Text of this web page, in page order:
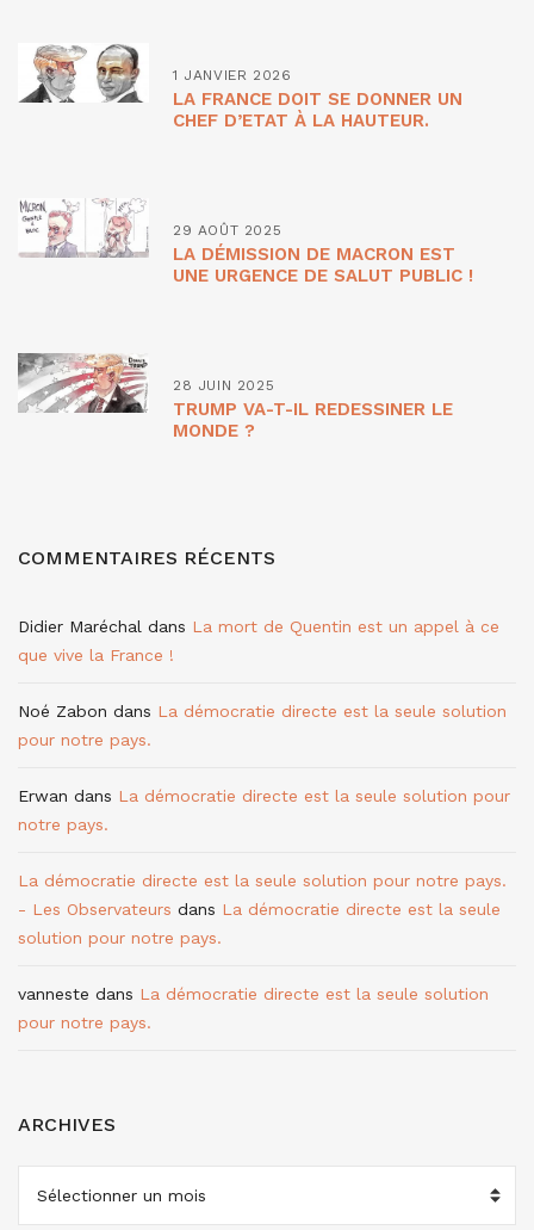
1 JANVIER 2026
LA FRANCE DOIT SE DONNER UN
CHEF D’ETAT À LA HAUTEUR.
29 AOÛT 2025
LA DÉMISSION DE MACRON EST
UNE URGENCE DE SALUT PUBLIC !
28 JUIN 2025
TRUMP VA-T-IL REDESSINER LE
MONDE ?
COMMENTAIRES RÉCENTS
Didier Maréchal dans La mort de Quentin est un appel à ce
que vive la France !
Noé Zabon dans La démocratie directe est la seule solution
pour notre pays.
Erwan dans La démocratie directe est la seule solution pour
notre pays.
La démocratie directe est la seule solution pour notre pays.
- Les Observateurs dans La démocratie directe est la seule
solution pour notre pays.
vanneste dans La démocratie directe est la seule solution
pour notre pays.
ARCHIVES